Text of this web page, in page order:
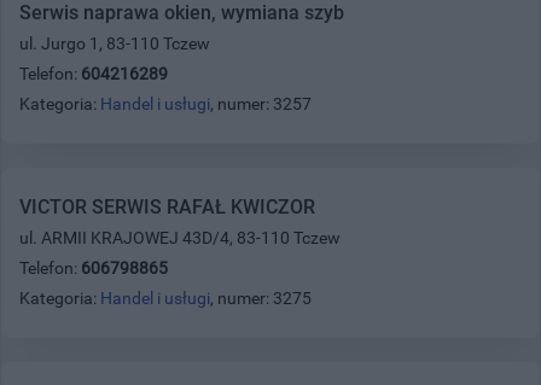
Serwis naprawa okien, wymiana szyb
ul. Jurgo 1, 83-110 Tczew
Telefon: 604216289
Kategoria: Handel i usługi, numer: 3257
VICTOR SERWIS RAFAŁ KWICZOR
ul. ARMII KRAJOWEJ 43D/4, 83-110 Tczew
Telefon: 606798865
Kategoria: Handel i usługi, numer: 3275